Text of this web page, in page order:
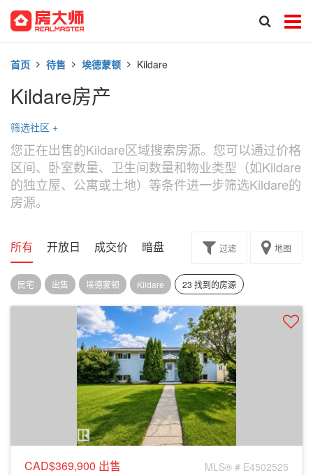
首页 待售 埃德蒙顿 Kildare
Kildare房产
筛选社区 +
您正在出售的Kildare区域搜索房源。您可以通过价格
区间、卧室数量、卫生间数量和物业类型（如Kildare
的独立屋、公寓或土地）等条件进一步筛选Kildare的
房源。
所有 开放日 成交价 暗盘 楼花转让过滤 地图
民宅 出售 埃德蒙顿 Kildare 23 找到的房源
CAD$369,900 出售 MLS® # E4502525